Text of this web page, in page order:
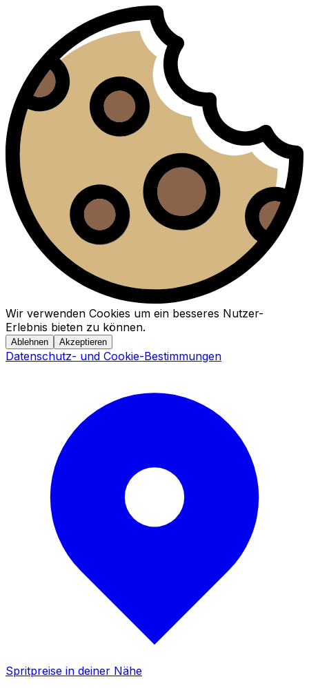
Wir verwenden Cookies um ein besseres Nutzer-
Erlebnis bieten zu können.
Ablehnen Akzeptieren
Datenschutz- und Cookie-Bestimmungen
Spritpreise in deiner Nähe